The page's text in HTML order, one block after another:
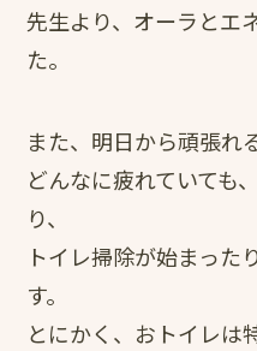
先生より、オーラとエ
た。
また、明日から頑張れ
どんなに疲れていても
り、
トイレ掃除が始まった
す。
とにかく、おトイレは